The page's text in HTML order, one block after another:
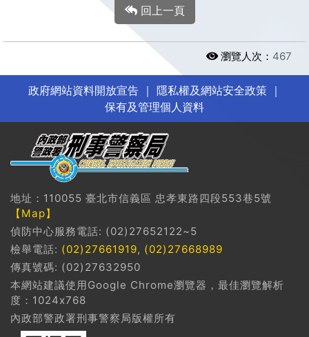
回上一頁
瀏覽人次： 467
政府網站資料開放宣告｜ 隱私權及網站安全政策｜
保有及管理個人資料
地址：110055 臺北市信義區 忠孝東路四段553巷5號
【Map】
偵防中心服務電話: (02)27652122~5
檢舉電話: (02)27661919, (02)27668989
傳真號碼: (02)27632950
本網站建議使用Google Chrome瀏覽器，最佳瀏覽解析
度：1024x768
內政部警政署刑事警察局版權所有